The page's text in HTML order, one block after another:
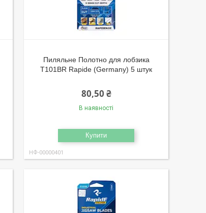
Пиляльне Полотно для лобзика
T101BR Rapide (Germany) 5 штук
80,50 ₴
В наявності
Купити
НФ-00000401